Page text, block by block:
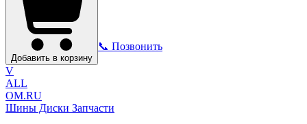
Добавить в корзину
📞 Позвонить
V
ALL
OM.RU
Шины Диски Запчасти